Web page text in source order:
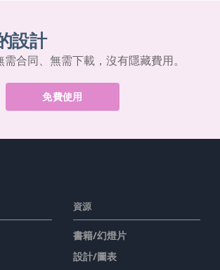
設計
合同、無需下載，沒有隱藏費用。
免費使用
資源
書籍/幻燈片
設計/圖表